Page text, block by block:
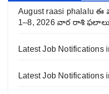
August raasi phalalu
1–8, 2026 వార రాశి ఫలాలు
Latest Job Notifications
Latest Job Notifications